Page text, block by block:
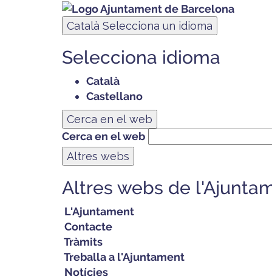
Català Selecciona un idioma
Selecciona idioma
Català
Castellano
Cerca en el web
Cerca en el web
Altres webs
Altres webs de
L'Ajuntament
Contacte
Tràmits
Treballa a l'Ajuntament
Notícies